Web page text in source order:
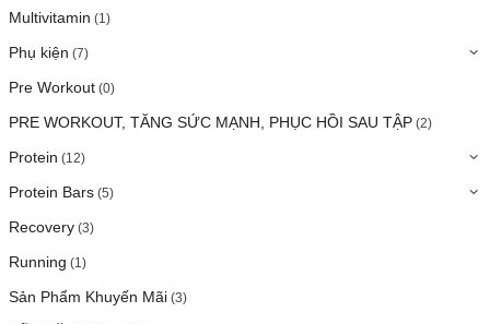
Multivitamin (1)
Phụ kiện (7)
Pre Workout (0)
PRE WORKOUT, TĂNG SỨC MẠNH, PHỤC HỒI SAU TẬP (2)
Protein (12)
Protein Bars (5)
Recovery (3)
Running (1)
Sản Phẩm Khuyến Mãi (3)